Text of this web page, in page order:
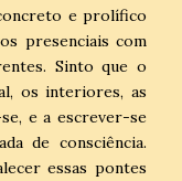
e prolífico
presenciais com
Sinto que o
os interiores, as
e a escrever-se
de consciência.
essas pontes